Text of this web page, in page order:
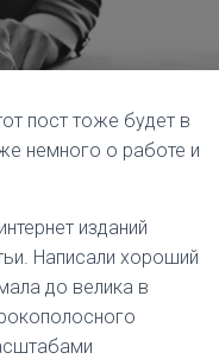
В
И
Ю
пост тоже будет в
немного о работе и
изданий
Написали хороший
до велика в